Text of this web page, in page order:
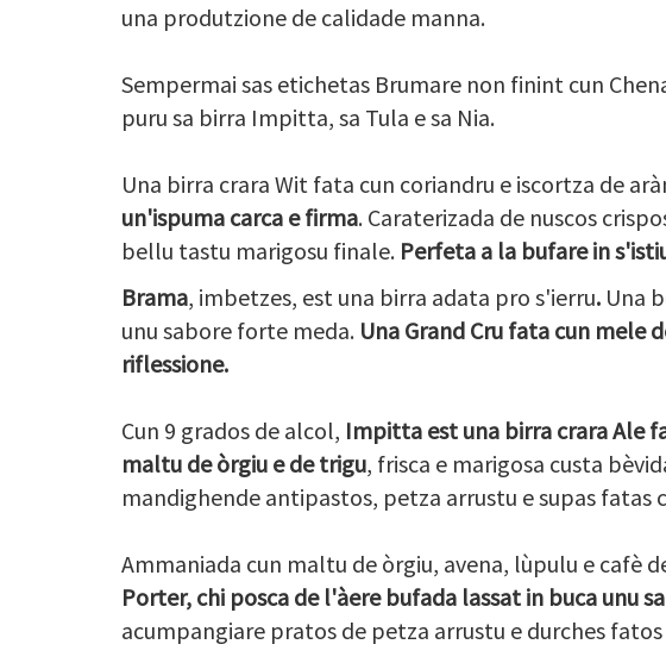
una produtzione de calidade manna.
Sempermai sas etichetas Brumare non finint cun
puru sa birra Impitta, sa Tula e sa Nia.
Una birra crara Wit fata cun coriandru e iscortza de
un'ispuma carca e firma. Caraterizada de nuscos
bellu tastu marigosu finale. Perfeta a la bufare in
Brama, imbetzes, est una birra adata pro s'ierru. Una
unu sabore forte meda. Una Grand Cru fata cun mele
riflessione.
Cun 9 grados de alcol, Impitta est una birra crara Ale
maltu de òrgiu e de trigu, frisca e marigosa custa
mandighende antipastos, petza arrustu e supas fatas
Ammaniada cun maltu de òrgiu, avena, lùpulu e cafè
Porter, chi posca de l'àere bufada lassat in buca unu
acumpangiare pratos de petza arrustu e durches fatos